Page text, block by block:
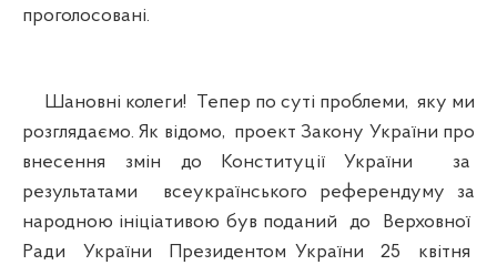
проголосовані.
Шановні колеги! Тепер по суті проблеми, яку ми
розглядаємо. Як відомо, проект Закону України про
внесення змін до Конституції України за
результатами всеукраїнського референдуму за
народною ініціативою був поданий до Верховної
Ради України Президентом України 25 квітня